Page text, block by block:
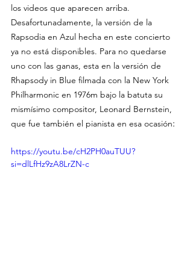
los videos que aparecen arriba.
Desafortunadamente, la versión de la
Rapsodia en Azul hecha en este concierto
ya no está disponibles. Para no quedarse
uno con las ganas, esta en la versión de
Rhapsody in Blue filmada con la New York
Philharmonic en 1976m bajo la batuta su
mismísimo compositor, Leonard Bernstein,
que fue también el pianista en esa ocasión:
https://youtu.be/cH2PH0auTUU?
si=dlLfHz9zA8LrZN-c